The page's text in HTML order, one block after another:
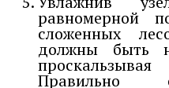
равномерной
сложенных
должны быть
Правильно